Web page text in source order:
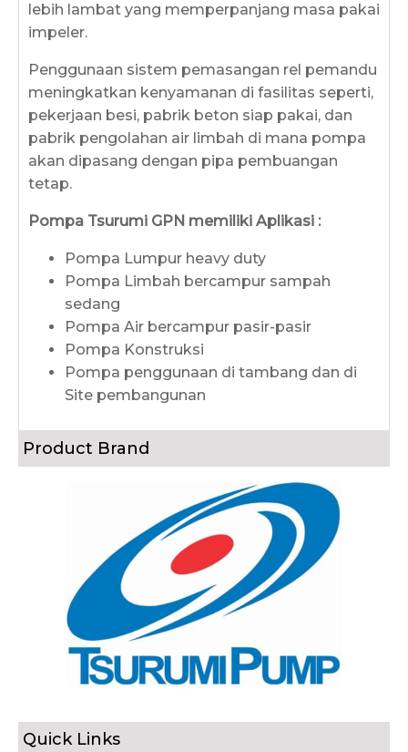
lebih lambat yang memperpanjang masa pakai
impeler.
Penggunaan sistem pemasangan rel pemandu
meningkatkan kenyamanan di fasilitas seperti,
pekerjaan besi, pabrik beton siap pakai, dan
pabrik pengolahan air limbah di mana pompa
akan dipasang dengan pipa pembuangan
tetap.
Pompa Tsurumi GPN memiliki Aplikasi :
Pompa Lumpur heavy duty
Pompa Limbah bercampur sampah
sedang
Pompa Air bercampur pasir-pasir
Pompa Konstruksi
Pompa penggunaan di tambang dan di
Site pembangunan
Product Brand
Quick Links